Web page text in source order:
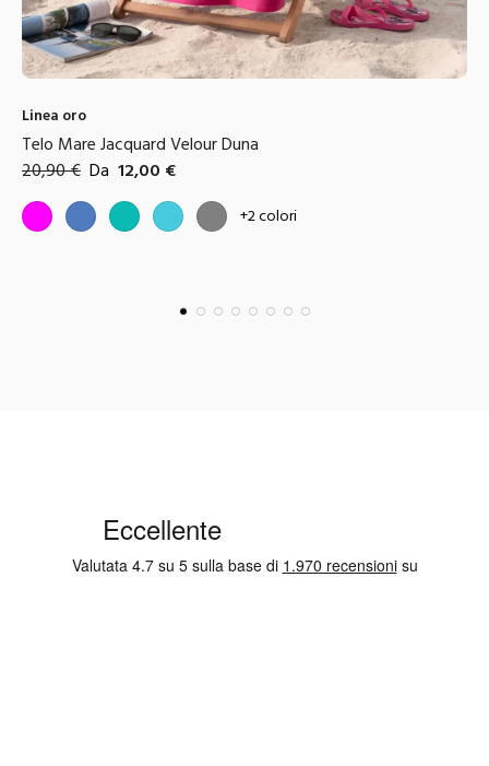
Linea oro
Telo Mare Jacquard Velour Duna
20,90€ Da 12,00 €
Colori disponibili
FucsiaBlue TiffanyAzzurroGrigio +2colori